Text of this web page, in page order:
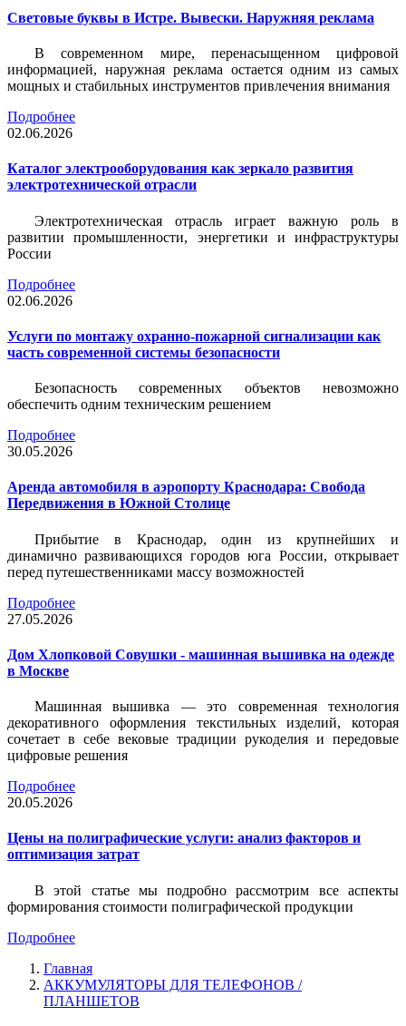
Световые буквы в Истре. Вывески. Наружняя реклама
В современном мире, перенасыщенном цифровой
информацией, наружная реклама остается одним из самых
мощных и стабильных инструментов привлечения внимания
Подробнее
02.06.2026
Каталог электрооборудования как зеркало развития
электротехнической отрасли
Электротехническая отрасль играет важную роль в
развитии промышленности, энергетики и инфраструктуры
России
Подробнее
02.06.2026
Услуги по монтажу охранно-пожарной сигнализации как
часть современной системы безопасности
Безопасность современных объектов невозможно
обеспечить одним техническим решением
Подробнее
30.05.2026
Аренда автомобиля в аэропорту Краснодара: Свобода
Передвижения в Южной Столице
Прибытие в Краснодар, один из крупнейших и
динамично развивающихся городов юга России, открывает
перед путешественниками массу возможностей
Подробнее
27.05.2026
Дом Хлопковой Совушки - машинная вышивка на одежде
в Москве
Машинная вышивка — это современная технология
декоративного оформления текстильных изделий, которая
сочетает в себе вековые традиции рукоделия и передовые
цифровые решения
Подробнее
20.05.2026
Цены на полиграфические услуги: анализ факторов и
оптимизация затрат
В этой статье мы подробно рассмотрим все аспекты
формирования стоимости полиграфической продукции
Подробнее
Главная
АККУМУЛЯТОРЫ ДЛЯ ТЕЛЕФОНОВ /
ПЛАНШЕТОВ